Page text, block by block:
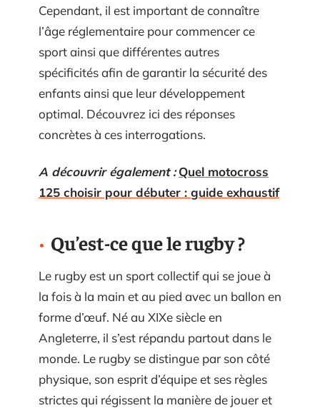
Cependant, il est important de connaître
l’âge réglementaire pour commencer ce
sport ainsi que différentes autres
spécificités afin de garantir la sécurité des
enfants ainsi que leur développement
optimal. Découvrez ici des réponses
concrètes à ces interrogations.
A découvrir également : Quel motocross
125 choisir pour débuter : guide exhaustif
Qu’est-ce que le rugby ?
Le rugby est un sport collectif qui se joue à
la fois à la main et au pied avec un ballon en
forme d’œuf. Né au XIXe siècle en
Angleterre, il s’est répandu partout dans le
monde. Le rugby se distingue par son côté
physique, son esprit d’équipe et ses règles
strictes qui régissent la manière de jouer et